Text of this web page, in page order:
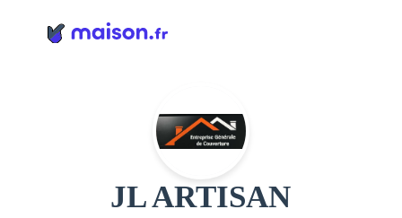
JL ARTISAN